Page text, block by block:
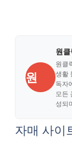
원
원
원클
생활
독자
모든
성되
자매 사이